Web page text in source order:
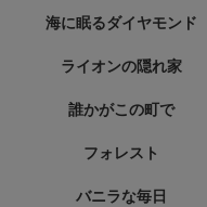
海に眠るダイヤモンド
ライオンの隠れ家
誰かがこの町で
フォレスト
バニラな毎日